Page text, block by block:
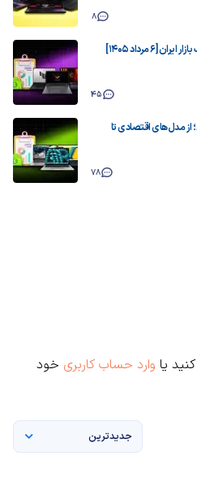
8
مرداد 1405]
45
از مدل‌های اقتصادی تا
78
کنید یا وارد حساب کاربری خود
جدیدترین